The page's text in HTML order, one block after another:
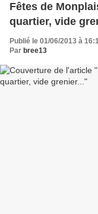
Fêtes de
quartier, vide
Publié le 01/06/2013 à
Par bree13